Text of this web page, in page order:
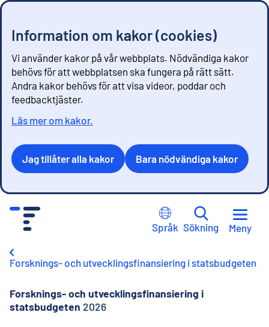
Information om kakor (cookies)
Vi använder kakor på vår webbplats. Nödvändiga kakor
behövs för att webbplatsen ska fungera på rätt sätt.
Andra kakor behövs för att visa videor, poddar och
feedbacktjäster.
Läs mer om kakor.
Jag tillåter alla kakor Bara nödvändiga kakor
Språk Sökning Meny
Forsknings- och utvecklingsfinansiering i statsbudgeten
Forsknings- och utvecklingsfinansiering i
statsbudgeten 2026